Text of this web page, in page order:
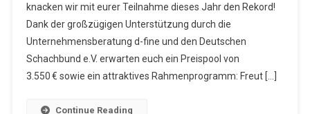
knacken wir mit eurer Teilnahme dieses Jahr den Rekord!
Dank der großzügigen Unterstützung durch die
Unternehmensberatung d-fine und den Deutschen
Schachbund e.V. erwarten euch ein Preispool von
3.550 € sowie ein attraktives Rahmenprogramm: Freut […]
Continue Reading